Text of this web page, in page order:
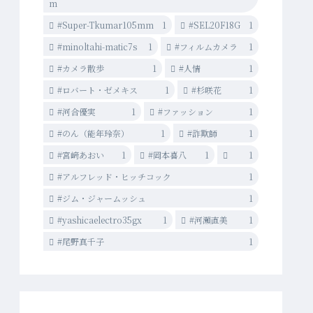
m
#Super-Tkumar105mm
1 #SEL20F18G
1
#minoltahi-matic7s
1 #フィルムカメラ
1
#カメラ散歩
1 #人情
1
#ロバート・ゼメキス
1 #杉咲花
1
#河合優実
1 #ファッション
1
#のん（能年玲奈）
1 #詐欺師
1
#宮﨑あおい
1 #岡本喜八 1
1
#アルフレッド・ヒッチコック
1
#ジム・ジャームッシュ
1
#yashicaelectro35gx
1 #河瀨直美
1
#尾野真千子
1